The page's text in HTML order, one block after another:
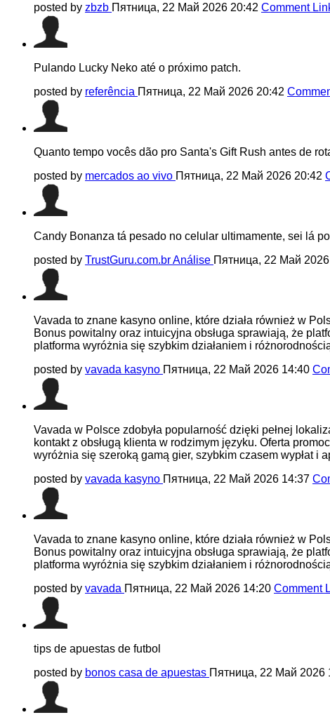
posted by zbzb Пятница, 22 Май 2026 20:42 Comment
Pulando Lucky Neko até o próximo patch.
posted by referência Пятница, 22 Май 2026 20:42
Quanto tempo vocês dão pro Santa's Gift Rush antes de
posted by mercados ao vivo Пятница, 22 Май 2026 20:42
Candy Bonanza tá pesado no celular ultimamente, sei lá
posted by TrustGuru.com.br Análise Пятница, 22 Май
Vavada to znane kasyno online, które działa również w
Bonus powitalny oraz intuicyjna obsługa sprawiają, że
platforma wyróżnia się szybkim działaniem i
posted by vavada kasyno Пятница, 22 Май 2026 14:40
Vavada w Polsce zdobyła popularność dzięki pełnej
kontakt z obsługą klienta w rodzimym języku. Oferta
wyróżnia się szeroką gamą gier, szybkim czasem wypłat
posted by vavada kasyno Пятница, 22 Май 2026 14:37
Vavada to znane kasyno online, które działa również w
Bonus powitalny oraz intuicyjna obsługa sprawiają, że
platforma wyróżnia się szybkim działaniem i
posted by vavada Пятница, 22 Май 2026 14:20 Comment
tips de apuestas de futbol
posted by bonos casa de apuestas Пятница, 22 Май 2026